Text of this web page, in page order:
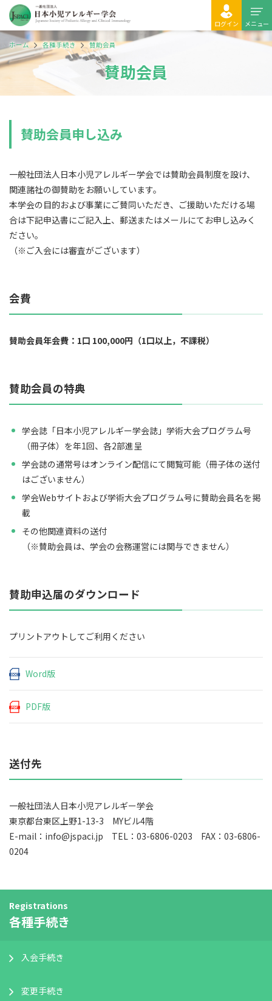
ログイン メニュー
ホーム 各種手続き 賛助会員
賛助会員
賛助会員申し込み
一般社団法人日本小児アレルギー学会では賛助会員制度を設け、
関連諸社の御賛助をお願いしています。
本学会の目的および事業にご賛同いただき、ご援助いただける場
合は下記申込書にご記入上、郵送またはメールにてお申し込みく
ださい。
（※ご入会には審査がございます）
会費
賛助会員年会費：1口 100,000円（1口以上，不課税）
賛助会員の特典
学会誌「日本小児アレルギー学会誌」学術大会プログラム号
（冊子体）を年1回、各2部進呈
学会誌の通常号はオンライン配信にて閲覧可能（冊子体の送付
はございません）
学会Webサイトおよび学術大会プログラム号に賛助会員名を掲
載
その他関連資料の送付
（※賛助会員は、学会の会務運営には関与できません）
賛助申込届のダウンロード
プリントアウトしてご利用ください
Word版
PDF版
送付先
一般社団法人日本小児アレルギー学会
東京都台東区上野1-13-3 MYビル4階
E-mail：info@jspaci.jp TEL：03-6806-0203 FAX：03-6806-
0204
Registrations
各種手続き
入会手続き
変更手続き